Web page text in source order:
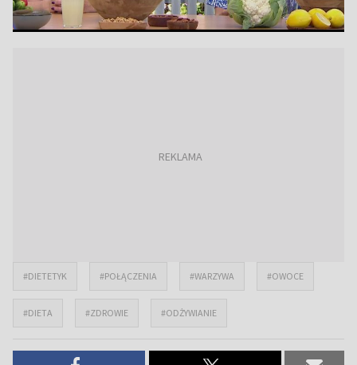
#DIETETYK #POŁĄCZENIA #WARZYWA #OWOCE
#DIETA #ZDROWIE #ODŻYWIANIE